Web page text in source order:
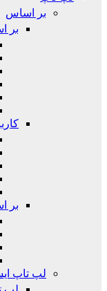
بر اساس
بر
بر
لپ تاپ